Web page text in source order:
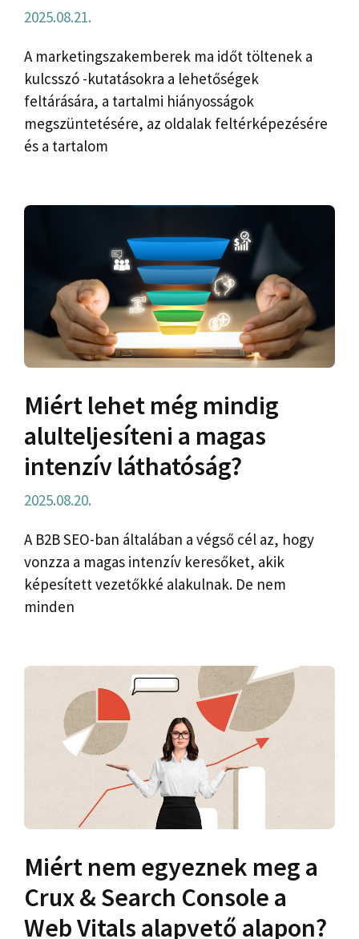
2025.08.21.
A marketingszakemberek ma időt töltenek a
kulcsszó -kutatásokra a lehetőségek
feltárására, a tartalmi hiányosságok
megszüntetésére, az oldalak feltérképezésére
és a tartalom
Miért lehet még mindig
alulteljesíteni a magas
intenzív láthatóság?
2025.08.20.
A B2B SEO-ban általában a végső cél az, hogy
vonzza a magas intenzív keresőket, akik
képesített vezetőkké alakulnak. De nem
minden
Miért nem egyeznek meg a
Crux & Search Console a
Web Vitals alapvető alapon?